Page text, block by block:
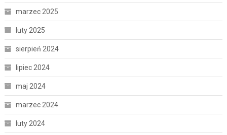
marzec 2025
luty 2025
sierpień 2024
lipiec 2024
maj 2024
marzec 2024
luty 2024